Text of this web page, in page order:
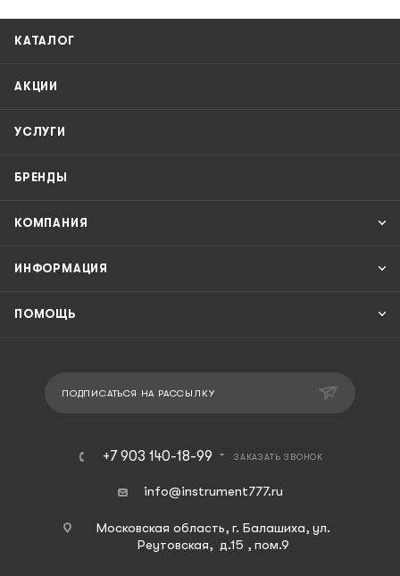
КАТАЛОГ
АКЦИИ
УСЛУГИ
БРЕНДЫ
КОМПАНИЯ
ИНФОРМАЦИЯ
ПОМОЩЬ
ПОДПИСАТЬСЯ НА РАССЫЛКУ
+7 903 140-18-99 ЗАКАЗАТЬ ЗВОНОК
info@instrument777.ru
Московская область, г. Балашиха, ул.
Реутовская, д.15 , пом.9